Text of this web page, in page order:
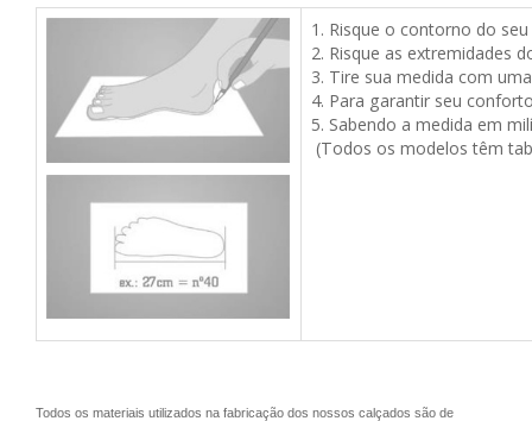
1. Risque o contorno do
2. Risque as extremidades
3. Tire sua medida com
4. Para garantir seu
5. Sabendo a medida em
(Todos os modelos têm
Todos os materiais utilizados na fabricação dos nossos calçados são de